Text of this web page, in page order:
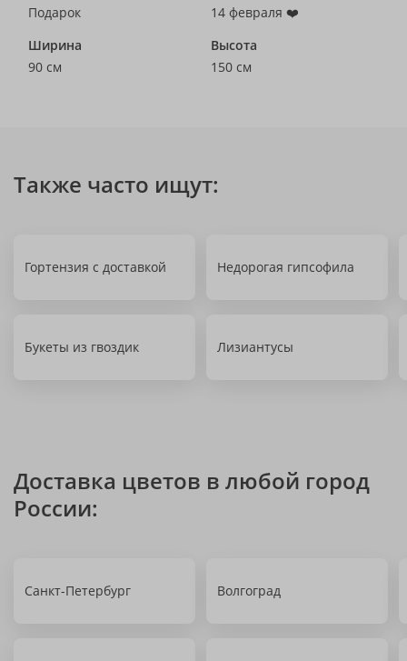
Подарок
14 февраля ❤️
Ширина
90 см
Высота
150 см
Также часто ищут:
Гортензия с доставкой Недорогая гипсофила
Букеты из гвоздик Лизиантусы
Доставка цветов в любой город
России:
Санкт-Петербург Волгоград